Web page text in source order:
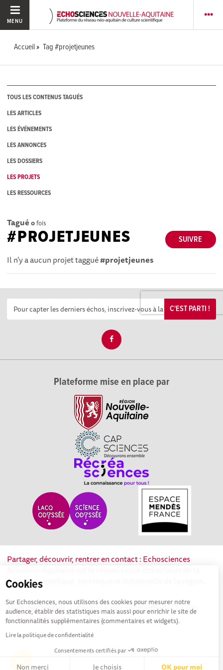
Cookies
Sur Echosciences, nous utilisons des cookies pour mesurer notre
audience, établir des statistiques mais aussi pour enrichir le site de
fonctionnalités supplémentaires (commentaires et widgets).
Lire la politique de confidentialité
Consentements certifiés par
Non merci Je choisis OK pour moi
MENU
Accueil Tag #projetjeunes
TOUS LES CONTENUS TAGUÉS
LES ARTICLES
LES ÉVÉNEMENTS
LES ANNONCES
LES DOSSIERS
LES PROJETS
LES RESSOURCES
Tagué 0fois
SUIVRE
#PROJETJEUNES
Il n'y a aucun projet taggué#projetjeunes
C'EST PARTI !
Plateforme mise en place par
Partager, découvrir, rentrer en contact : Echosciences
culture scientifique, technique et industrielle de la région.
Mentions légales|Politique de confidentialité|CGU
|Ligne éditoriale